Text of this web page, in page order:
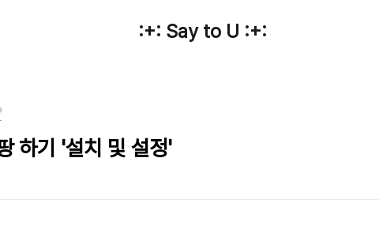
:+: Say to U :+:
하기 '설치 및 설정'